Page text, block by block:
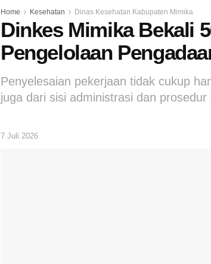
Home Kesehatan Dinas Kesehatan Kabupaten Mimika
Dinkes Mimika Bekali
Pengelolaan
Penyelesaian pekerjaan tidak cukup
juga dari sisi administrasi dan prosedur
7 Juli 2026